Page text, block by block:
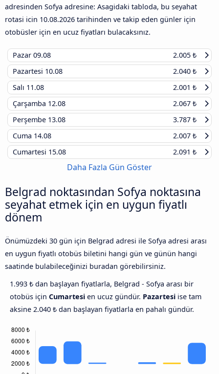
adresinden Sofya adresine: Asagidaki tabloda, bu seyahat
rotasi icin 10.08.2026 tarihinden ve takip eden günler için
otobüsler için en ucuz fiyatları bulacaksınız.
Pazar 09.08
2.005 ₺
Pazartesi 10.08
2.040 ₺
Salı 11.08
2.001 ₺
Çarşamba 12.08
2.067 ₺
Perşembe 13.08
3.787 ₺
Cuma 14.08
2.007 ₺
Cumartesi 15.08 2.091 ₺
Daha Fazla Gün Göster
Belgrad noktasından Sofya noktasına
seyahat etmek için en uygun fiyatlı
dönem
Önümüzdeki 30 gün için Belgrad adresi ile Sofya adresi arası
en uygun fiyatlı otobüs biletini hangi gün ve günün hangi
saatinde bulabileceğinizi buradan görebilirsiniz.
1.993 ₺ dan başlayan fiyatlarla, Belgrad - Sofya arası bir
otobüs için Cumartesi en ucuz gündür. Pazartesi ise tam
aksine 2.040 ₺ dan başlayan fiyatlarla en pahalı gündür.